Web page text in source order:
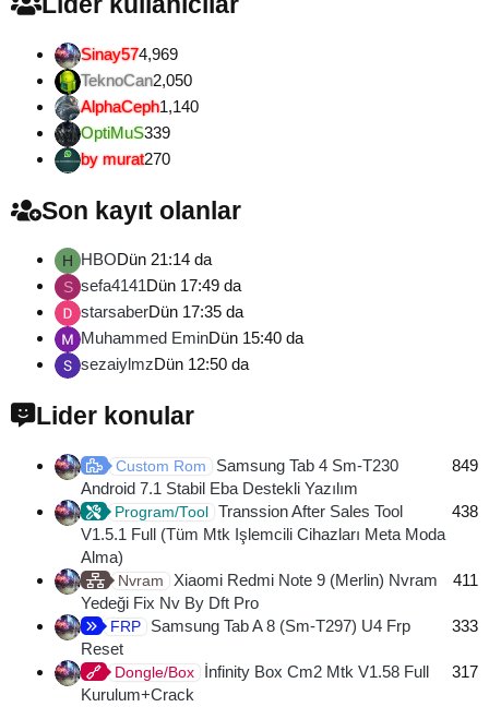
Sinay574,969
TeknoCan2,050
AlphaCeph1,140
OptiMuS339
by murat270
Son kayıt olanlar
H HBODün 21:14 da
S sefa4141Dün 17:49 da
starsaberDün 17:35 da
Muhammed EminDün 15:40 da
sezaiylmzDün 12:50 da
Lider konular
Custom Rom
Samsung Tab 4 Sm-T230
Android 7.1 Stabil Eba Destekli Yazılım
849
Program/Tool Transsion After Sales Tool
V1.5.1 Full (Tüm Mtk Işlemcili Cihazları Meta Moda
Alma)
438
Nvram
Xiaomi Redmi Note 9 (Merlin) Nvram
Yedeği Fix Nv By Dft Pro
411
FRP
Samsung Tab A 8 (Sm-T297) U4 Frp
Reset
333
Dongle/Box
İnfinity Box Cm2 Mtk V1.58 Full
Kurulum+Crack
317